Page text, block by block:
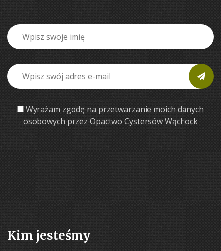
Wyrażam zgodę na przetwarzanie moich danych
osobowych przez Opactwo Cystersów Wąchock
Kim jesteśmy